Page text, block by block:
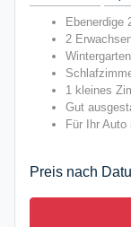
Ebenerdige
2
1 kleines
Gut
Für Ihr
Preis nach